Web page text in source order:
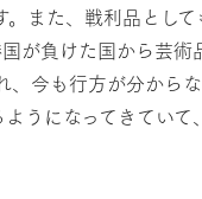
また、戦利品とし
が負けた国から芸
今も行方が分から
うになってきてい